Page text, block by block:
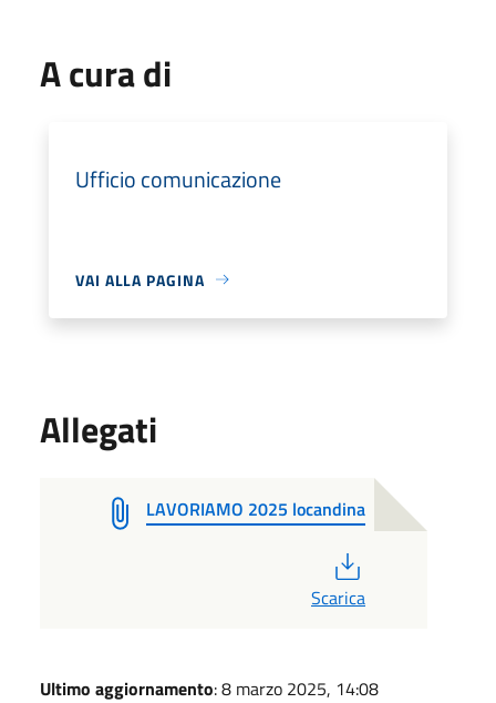
A cura di
Ufficio comunicazione
VAI ALLA PAGINA
Allegati
LAVORIAMO 2025 locandina
Scarica
Ultimo aggiornamento: 8 marzo 2025, 14:08